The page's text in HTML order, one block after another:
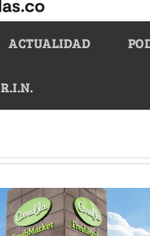
ACTUALIDAD
R.I.N.